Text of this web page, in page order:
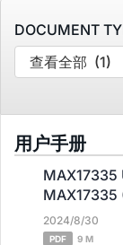
DOCUMENT
查看全部 (1)
用户手册
MAX17335
2024/8/30
PDF 9 M